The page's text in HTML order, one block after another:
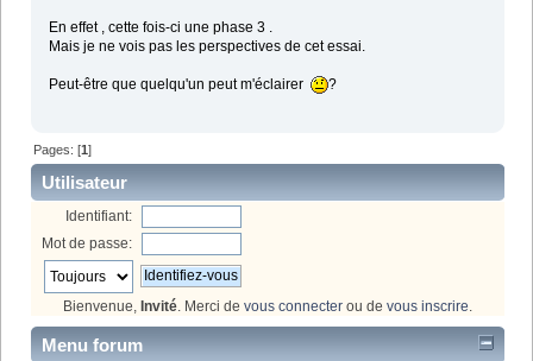
En effet , cette fois-ci une phase 3 .
Mais je ne vois pas les perspectives de cet essai.
Peut-être que quelqu'un peut m'éclairer ?
Pages: [1]
Utilisateur
Identifiant:
Mot de passe:
Bienvenue, Invité. Merci de vous connecter ou de vous inscrire.
Menu forum